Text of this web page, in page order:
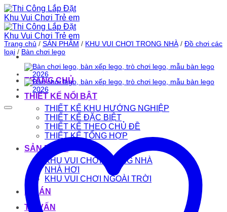
Bỏ
qua
nội
dung
TRANG CHỦ
THIẾT KẾ NỔI BẬT
THIẾT KẾ KHU HƯỚNG NGHIỆP
THIẾT KẾ ĐẶC BIỆT
THIẾT KẾ THEO CHỦ ĐỀ
THIẾT KẾ TỔNG HỢP
SẢN PHẨM
KHU VUI CHƠI TRONG NHÀ
NHÀ HƠI
KHU VUI CHƠI NGOÀI TRỜI
DỰ ÁN
TƯ VẤN
Trang chủ / SẢN PHẨM / KHU VUI CHƠI TRONG NHÀ / Đồ chơi các
loại / Bàn chơi lego